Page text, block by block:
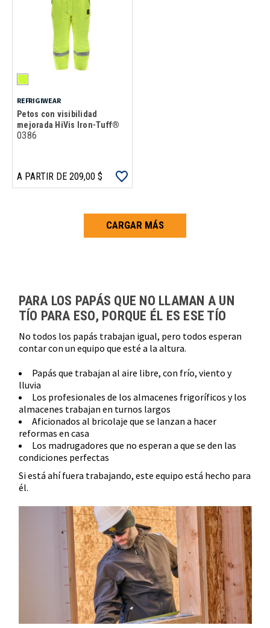
REFRIGIWEAR
Petos con visibilidad
mejorada HiVis Iron-Tuff®
0386
A PARTIR DE 209,00 $
CARGAR MÁS
PARA LOS PAPÁS QUE NO LLAMAN A UN
TÍO PARA ESO, PORQUE ÉL ES ESE TÍO
No todos los papás trabajan igual, pero todos esperan
contar con un equipo que esté a la altura.
Papás que trabajan al aire libre, con frío, viento y
lluvia
Los profesionales de los almacenes frigoríficos y los
almacenes trabajan en turnos largos
Aficionados al bricolaje que se lanzan a hacer
reformas en casa
Los madrugadores que no esperan a que se den las
condiciones perfectas
Si está ahí fuera trabajando, este equipo está hecho para
él.